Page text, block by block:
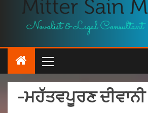
-ਮਹੱਤਵਪੂਰਣ ਦੀਵਾਨੀ